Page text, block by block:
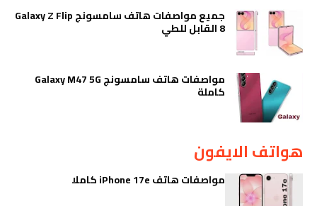
جميع مواصفات هاتف سامسونج Galaxy Z Flip
8 القابل للطي
مواصفات هاتف سامسونج Galaxy M47 5G
كاملة
هواتف الايفون
مواصفات هاتف iPhone 17e كاملا